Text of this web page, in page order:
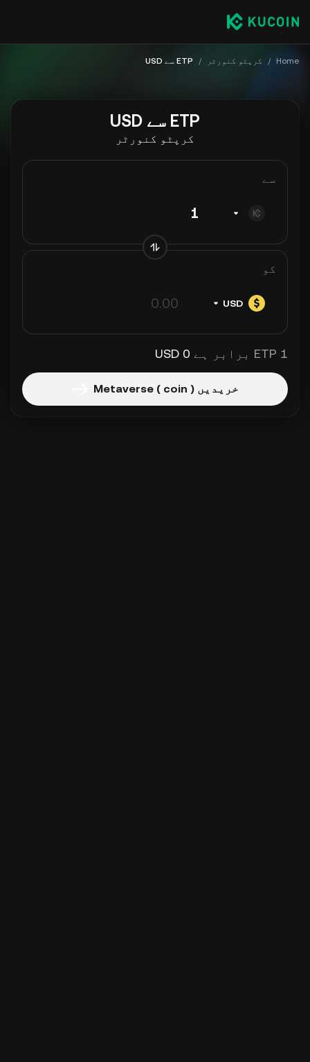
Home
/ کرپٹو کنورٹر / ETP سے USD
ETP سے USD
کرپٹو کنورٹر
سے
کو
USD
1 ETP برابر ہے 0 USD
خریدیں Metaverse ( coin )